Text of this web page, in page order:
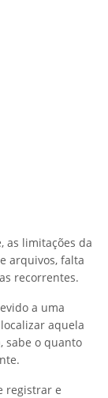
as limitações da
arquivos, falta
recorrentes.
a uma
aquela
sabe o quanto
registrar e